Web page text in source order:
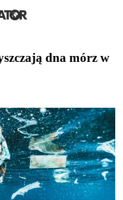
dna mórz w